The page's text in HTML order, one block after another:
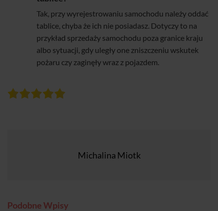
Tak, przy wyrejestrowaniu samochodu należy oddać
tablice, chyba że ich nie posiadasz. Dotyczy to na
przykład sprzedaży samochodu poza granice kraju
albo sytuacji, gdy uległy one zniszczeniu wskutek
pożaru czy zaginęły wraz z pojazdem.
Michalina Miotk
Podobne Wpisy